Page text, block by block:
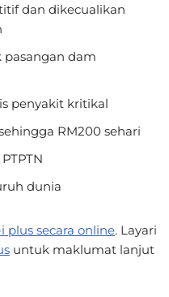
dan dikecualikan
dam
penyakit kritikal
RM200 sehari
dunia
plus secara online. Layari
untuk maklumat lanjut